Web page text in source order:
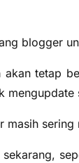
blogger
tetap
mengupdate